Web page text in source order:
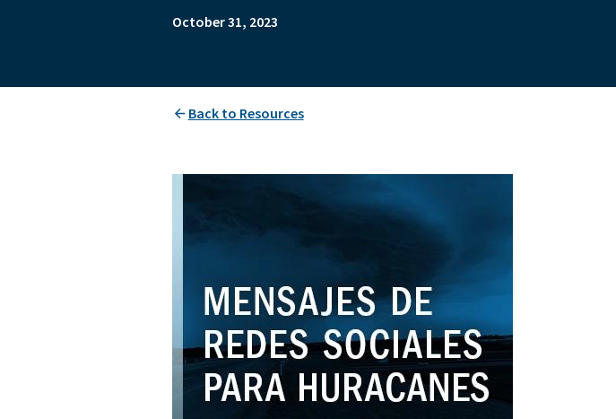
October 31, 2023
Back to Resources